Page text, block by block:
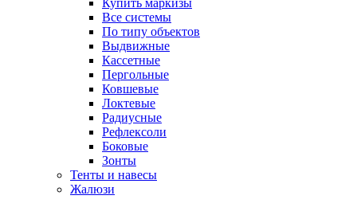
Все системы
По типу объектов
Выдвижные
Кассетные
Пергольные
Ковшевые
Локтевые
Радиусные
Рефлексоли
Боковые
Зонты
Тенты и навесы
Жалюзи